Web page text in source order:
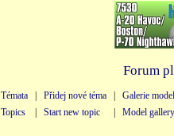
Forum
Témata Přidej nové téma
Galerie
Topics
Start new topic Model gallery